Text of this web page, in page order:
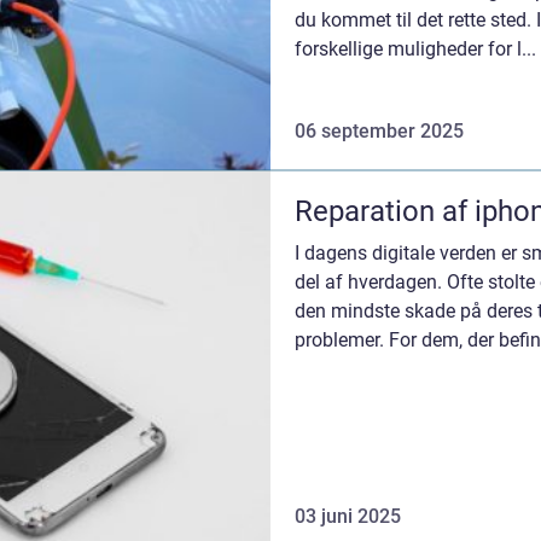
du kommet til det rette
forskellige muligheder for l...
06 september 2025
Reparation af
I dagens digitale verden er
del af hverdagen. Ofte
den mindste skade på
problemer. For dem, der
03 juni 2025